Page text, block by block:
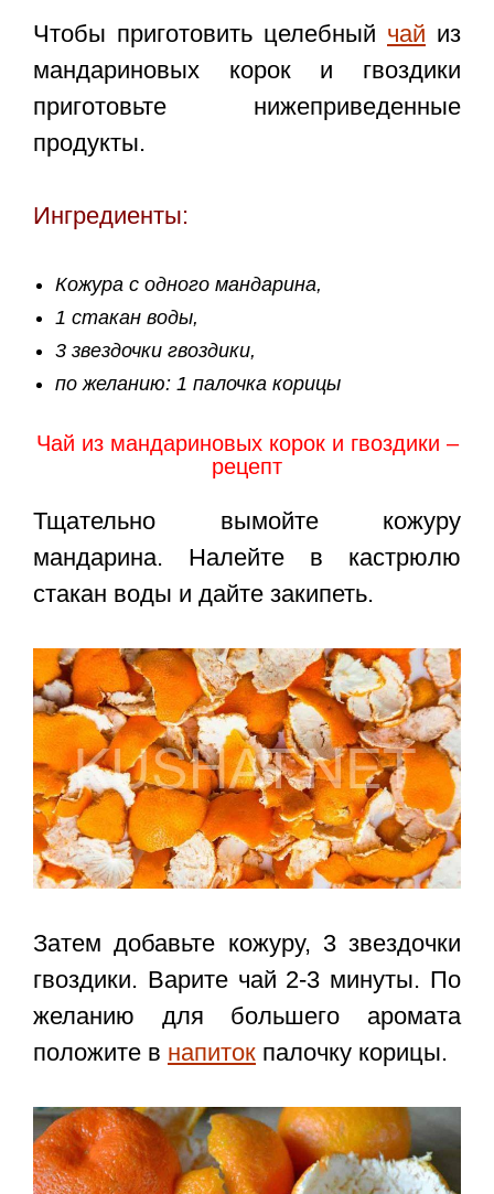
Чтобы приготовить целебный чай из
мандариновых корок и гвоздики
приготовьте нижеприведенные
продукты.
Ингредиенты:
Кожура с одного мандарина,
1 стакан воды,
3 звездочки гвоздики,
по желанию: 1 палочка корицы
Чай из мандариновых корок и гвоздики –
рецепт
Тщательно вымойте кожуру
мандарина. Налейте в кастрюлю
стакан воды и дайте закипеть.
Затем добавьте кожуру, 3 звездочки
гвоздики. Варите чай 2-3 минуты. По
желанию для большего аромата
положите в напиток палочку корицы.